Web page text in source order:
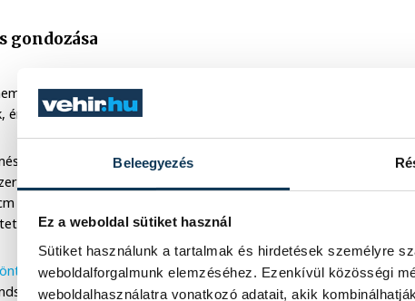
Beleegyezés
Ez a weboldal sütiket használ
Sütiket használunk a tartalmak és hirdetések személyre
weboldalforgalmunk elemzéséhez. Ezenkívül közösségi
weboldalhasználatra vonatkozó adatait, akik
gondozása
bízzuk magunkat a szupermarketek kínálatára, hanem inkább
érdemes figyelembe venni néhány fontos szempontot.
a tavaszi hónapok az ideálisak, amikor a talaj
a napos, jó vízelvezetésű talajt. A céklamagokat egymástól
mélyre ültessük el, a sorok között pedig érdemes nagyjából 60–70
követően öntözzük meg alaposan, hogy a magokat jól ellepje
de ügyeljünk rá, hogy ne álljon a vízben! A talajt
valamint ne feledkezzünk meg a gyomlálásról sem!